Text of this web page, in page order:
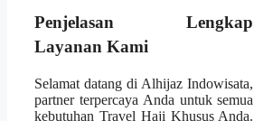
Penjelasan Lengkap
Layanan Kami
Selamat datang di Alhijaz Indowisata,
partner terpercaya Anda untuk semua
kebutuhan Travel Haji Khusus Anda.